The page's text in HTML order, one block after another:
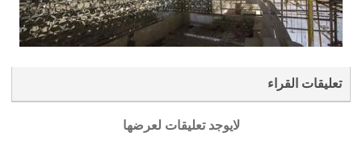
تعليقات القراء
لايوجد تعليقات لعرضها